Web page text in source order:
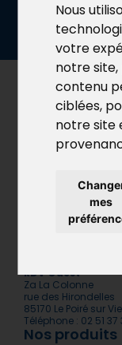
Nous
votre
notre
contenu
ciblées,
notre site
mes
Nos
RDV FRANCE
Téléphone : 01 39 09 11
RDV Sud-Ouest
1 rue paul emile
RDV Ouest
Za La Colonne
rue des Hirondelles
85170 Le Poiré sur Vie
Téléphone : 02 51 37
Nos produits